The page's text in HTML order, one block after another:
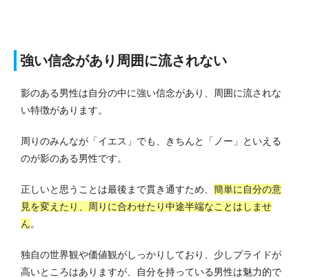
強い信念があり周囲に流されない
影のある男性は自分の中に強い信念があり、周囲に流されな
い特徴があります。
周りのみんなが「イエス」でも、きちんと「ノー」といえる
のが影のある男性です。
正しいと思うことは最後まで貫き通すため、 簡単に自分の意
見を変えたり、周りに合わせたり中途半端なことはしませ
ん。
独自の世界観や価値観がしっかりしており、少しプライドが
高いところはありますが、自分を持っている男性は魅力的で